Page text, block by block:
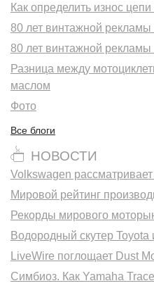
Как определить износ
80 лет винтажной
80 лет винтажной рекламы
Разница между
маслом
Фото
Все блоги
НОВОСТИ
Volkswagen
Мировой рейтинг
Рекорды мирового
Водородный скутер Toyota
LiveWire поглощает Dust
Симбиоз. Как Yamaha